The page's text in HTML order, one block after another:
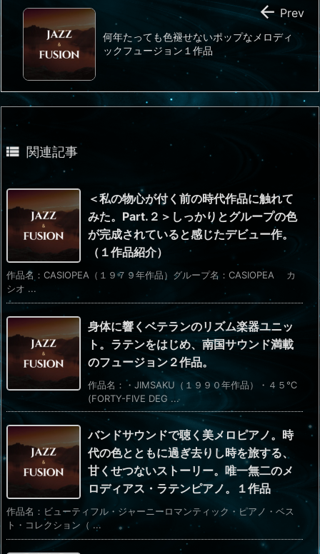
何年たっても色褪せないポップなメロディ
ックフュージョン１作品
 Prev
 関連記事
＜私の物心が付く前の時代作品に触れて
みた。Part.２＞しっかりとグループの色
が完成されていると感じたデビュー作。
（１作品紹介）
作品名：CASIOPEA（１９７９年作品）グループ名：CASIOPEA カ
シオ ...
身体に響くベテランのリズム楽器ユニッ
ト。ラテンをはじめ、南国サウンド満載
のフュージョン２作品。
作品名：・JIMSAKU（１９９０年作品）・４５℃
(FORTY-FIVE DEG ...
バンドサウンドで聴く美メロピアノ。時
代の色とともに過ぎ去りし時を旅する、
甘くせつないストーリー。唯一無二のメ
ロディアス・ラテンピアノ。１作品
作品名：ビューティフル・ジャーニーロマンティック・ピアノ・ベス
ト・コレクション（ ...